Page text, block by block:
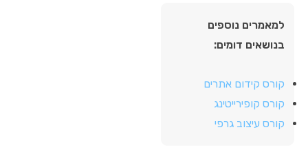
למאמרים נוספים
בנושאים דומים:
קורס קידום אתרים
קורס קופירייטינג
קורס עיצוב גרפי